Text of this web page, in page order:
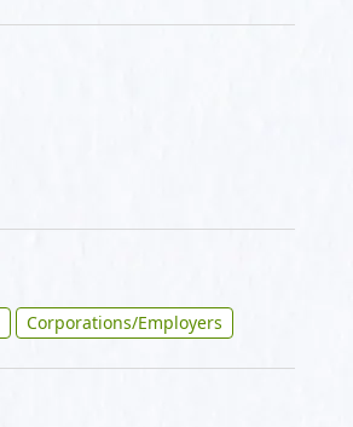
Corporations/Employers